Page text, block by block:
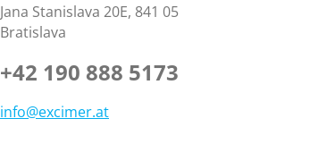
Jana Stanislava 20E, 841 05
Bratislava
+42 190 888 5173
info@excimer.at